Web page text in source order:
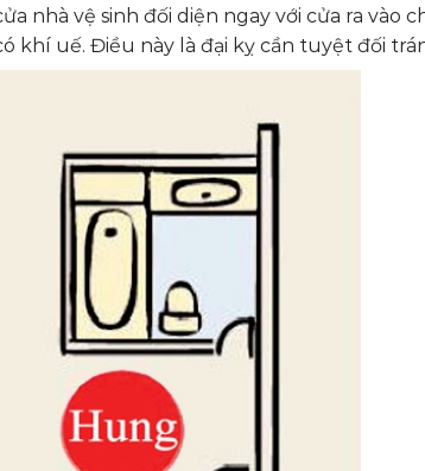
nhà vệ sinh đối diện ngay với cửa ra vào
khí uế. Điều này là đại kỵ cần tuyệt đối